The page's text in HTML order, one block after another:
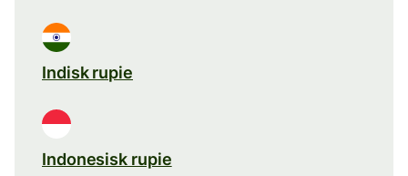
Indisk rupie
Indonesisk rupie